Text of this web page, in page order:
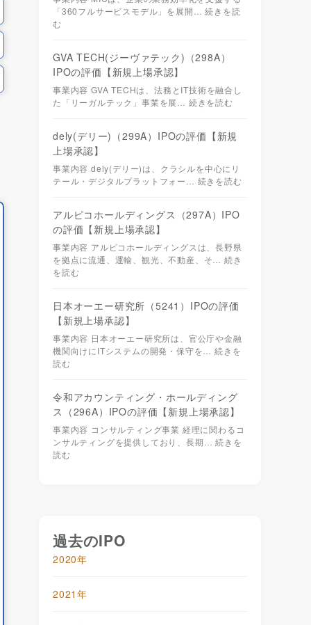
2022年
3月
3,380,370
442,037
179
1,303,834
767
2,230,265
2022年
422,618
「360フルサービスモデル」を展開…続きを読
む
GVA TECH(ジーヴァテック)（298A）
IPOの評価【新規上場承認】
事業内容 GVA TECHは、法務とIT技術を融合し
た「リーガルテック」事業を展… 続きを読む
dely(デリー)（299A）IPOの評価【新規
上場承認】
事業内容 dely(デリー)は、クラシルを中心にリ
テール・デジタルプラットフォー… 続きを読む
アルピコホールディングス（297A）IPO
の評価【新規上場承認】
事業内容 アルピコホールディングスは、長野県
を拠点に流通、運輸、観光、不動産、そ…続き
を読む
日本オーエー研究所（5241）IPOの評価
【新規上場承認】
事業内容 日本オーエー研究所は、官公庁や金融
機関向けにITシステムの開発・保守を…続きを
読む
令和アカウンティング・ホールディング
ス（296A）IPOの評価【新規上場承認】
事業内容 コンサルティング事業 経理に関わるコ
ンサルティングを提供しており、長期…続きを
読む
過去のIPO
2020年
2021年